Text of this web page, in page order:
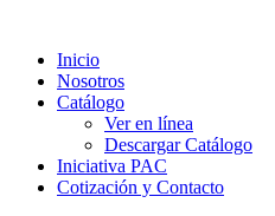
Inicio
Nosotros
Catálogo
Ver en línea
Descargar Catálogo
Iniciativa PAC
Cotización y Contacto